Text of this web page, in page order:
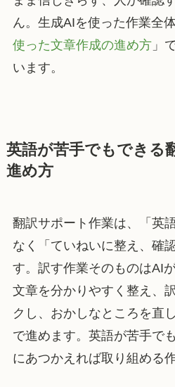
ん。生成AIを使った作業全
使った文章作成の進め方」
います。
英語が苦手でもできる
進め方
翻訳サポート作業は、「英
なく「ていねいに整え、確
す。訳す作業そのものはAI
文章を分かりやすく整え、
クし、おかしなところを
で進めます。英語が苦手で
にあつかえれば取り組める